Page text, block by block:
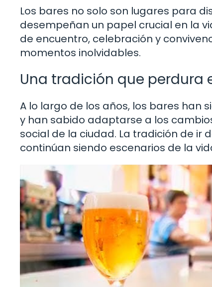
Los bares no solo son lugares para
desempeñan un papel crucial en la
de encuentro, celebración y
momentos inolvidables.
Una tradición que perdura
A lo largo de los años, los bares han
y han sabido adaptarse a los
social de la ciudad. La tradición de ir
continúan siendo escenarios de la